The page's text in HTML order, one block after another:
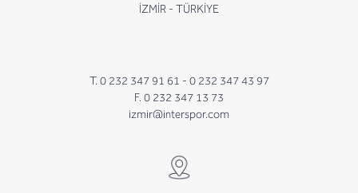
İZMİR - TÜRKİYE
T. 0 232 347 91 61 - 0 232 347 43 97
F. 0 232 347 13 73
izmir@interspor.com